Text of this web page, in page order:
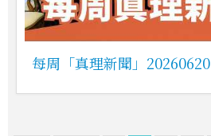
每周「真理新聞」20260620